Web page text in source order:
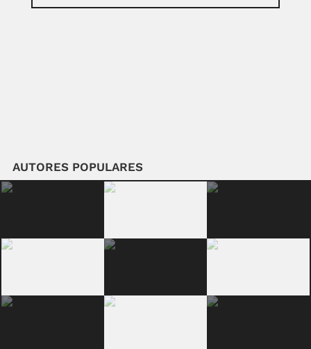
AUTORES POPULARES